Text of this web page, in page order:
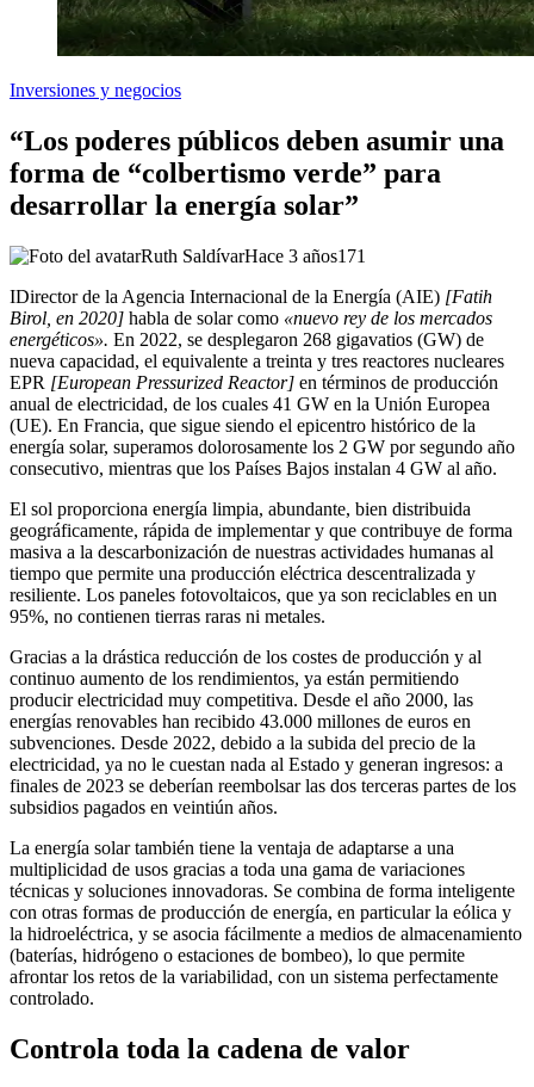
Inversiones y negocios
“Los poderes públicos deben asumir una
forma de “colbertismo verde” para
desarrollar la energía solar”
Ruth SaldívarHace 3 años171
IDirector de la Agencia Internacional de la Energía (AIE) [Fatih
Birol, en 2020] habla de solar como «nuevo rey de los mercados
energéticos». En 2022, se desplegaron 268 gigavatios (GW) de
nueva capacidad, el equivalente a treinta y tres reactores nucleares
EPR [European Pressurized Reactor] en términos de producción
anual de electricidad, de los cuales 41 GW en la Unión Europea
(UE). En Francia, que sigue siendo el epicentro histórico de la
energía solar, superamos dolorosamente los 2 GW por segundo año
consecutivo, mientras que los Países Bajos instalan 4 GW al año.
El sol proporciona energía limpia, abundante, bien distribuida
geográficamente, rápida de implementar y que contribuye de forma
masiva a la descarbonización de nuestras actividades humanas al
tiempo que permite una producción eléctrica descentralizada y
resiliente. Los paneles fotovoltaicos, que ya son reciclables en un
95%, no contienen tierras raras ni metales.
Gracias a la drástica reducción de los costes de producción y al
continuo aumento de los rendimientos, ya están permitiendo
producir electricidad muy competitiva. Desde el año 2000, las
energías renovables han recibido 43.000 millones de euros en
subvenciones. Desde 2022, debido a la subida del precio de la
electricidad, ya no le cuestan nada al Estado y generan ingresos: a
finales de 2023 se deberían reembolsar las dos terceras partes de los
subsidios pagados en veintiún años.
La energía solar también tiene la ventaja de adaptarse a una
multiplicidad de usos gracias a toda una gama de variaciones
técnicas y soluciones innovadoras. Se combina de forma inteligente
con otras formas de producción de energía, en particular la eólica y
la hidroeléctrica, y se asocia fácilmente a medios de almacenamiento
(baterías, hidrógeno o estaciones de bombeo), lo que permite
afrontar los retos de la variabilidad, con un sistema perfectamente
controlado.
Controla toda la cadena de valor